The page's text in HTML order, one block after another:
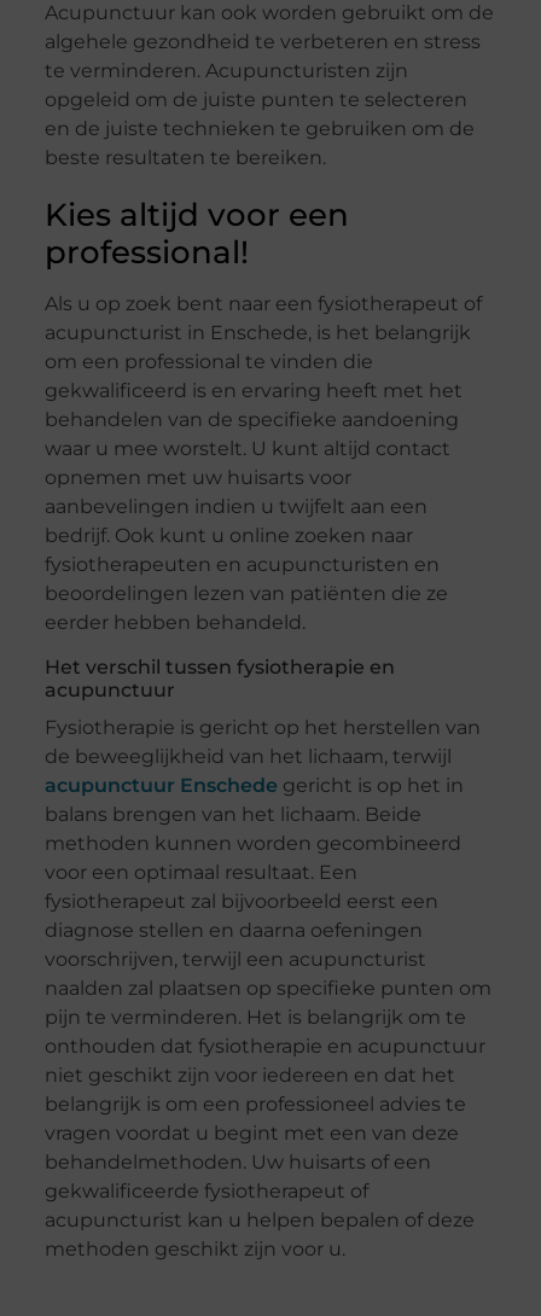
Acupunctuur kan ook worden gebruikt om de
algehele gezondheid te verbeteren en stress
te verminderen. Acupuncturisten zijn
opgeleid om de juiste punten te selecteren
en de juiste technieken te gebruiken om de
beste resultaten te bereiken.
Kies altijd voor een
professional!
Als u op zoek bent naar een fysiotherapeut of
acupuncturist in Enschede, is het belangrijk
om een professional te vinden die
gekwalificeerd is en ervaring heeft met het
behandelen van de specifieke aandoening
waar u mee worstelt. U kunt altijd contact
opnemen met uw huisarts voor
aanbevelingen indien u twijfelt aan een
bedrijf. Ook kunt u online zoeken naar
fysiotherapeuten en acupuncturisten en
beoordelingen lezen van patiënten die ze
eerder hebben behandeld.
Het verschil tussen fysiotherapie en
acupunctuur
Fysiotherapie is gericht op het herstellen van
de beweeglijkheid van het lichaam, terwijl
acupunctuur Enschede gericht is op het in
balans brengen van het lichaam. Beide
methoden kunnen worden gecombineerd
voor een optimaal resultaat. Een
fysiotherapeut zal bijvoorbeeld eerst een
diagnose stellen en daarna oefeningen
voorschrijven, terwijl een acupuncturist
naalden zal plaatsen op specifieke punten om
pijn te verminderen. Het is belangrijk om te
onthouden dat fysiotherapie en acupunctuur
niet geschikt zijn voor iedereen en dat het
belangrijk is om een professioneel advies te
vragen voordat u begint met een van deze
behandelmethoden. Uw huisarts of een
gekwalificeerde fysiotherapeut of
acupuncturist kan u helpen bepalen of deze
methoden geschikt zijn voor u.